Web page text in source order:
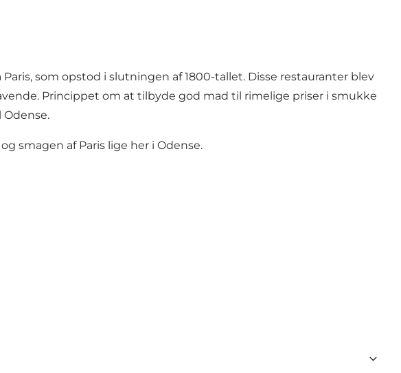
som opstod i slutningen af 1800-tallet. Disse restauranter blev
Princippet om at tilbyde god mad til rimelige priser i smukke
smagen af Paris lige her i Odense.